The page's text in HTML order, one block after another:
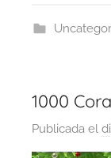
1000
Publicada el